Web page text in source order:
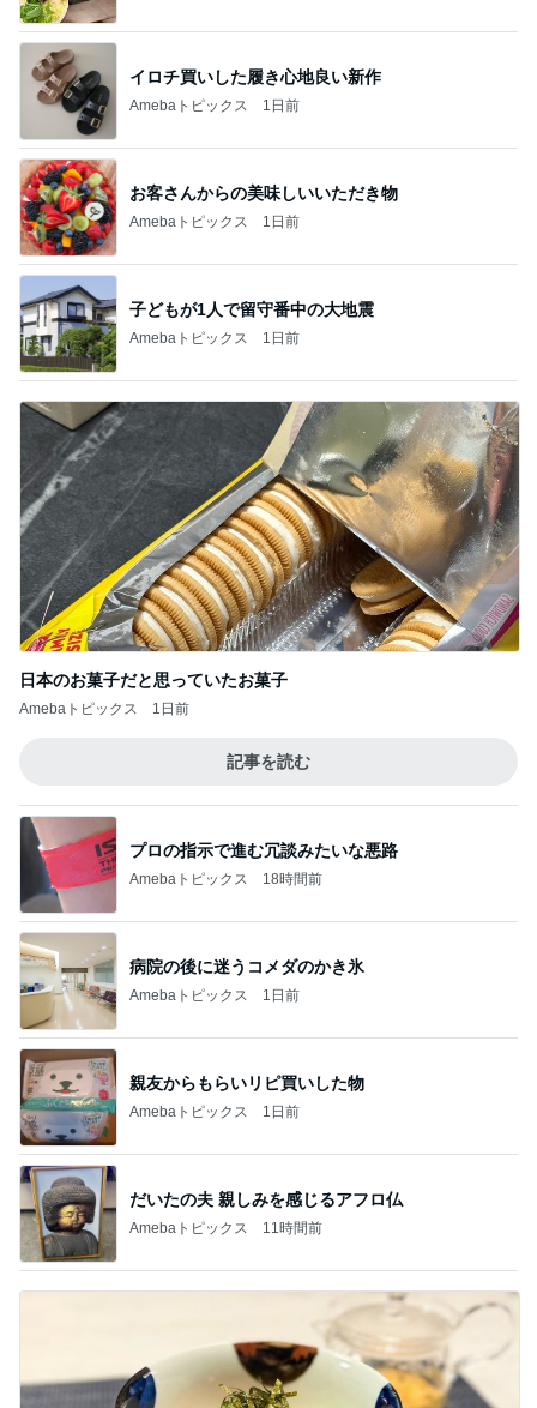
イロチ買いした履き心地良い新作
Amebaトピックス 1日前
お客さんからの美味しいいただき物
Amebaトピックス 1日前
子どもが1人で留守番中の大地震
Amebaトピックス 1日前
日本のお菓子だと思っていたお菓子
Amebaトピックス 1日前
記事を読む
プロの指示で進む冗談みたいな悪路
Amebaトピックス 18時間前
病院の後に迷うコメダのかき氷
Amebaトピックス 1日前
親友からもらいリピ買いした物
Amebaトピックス 1日前
だいたの夫 親しみを感じるアフロ仏
Amebaトピックス 11時間前